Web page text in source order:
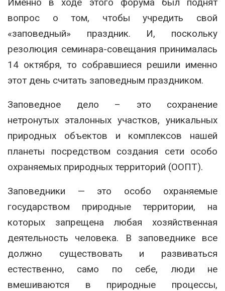
вопрос о том, чтобы учредить свой
«заповедный» праздник. И, поскольку
резолюция семинара-совещания принималась
14 октября, то собравшиеся решили именно
этот день считать заповедным праздником.
Заповедное дело – это сохранение
нетронутых эталонных участков, уникальных
природных объектов и комплексов нашей
планеты посредством создания сети особо
охраняемых природных территорий (ООПТ).
Заповедники — это особо охраняемые
государством природные территории, на
которых запрещена любая хозяйственная
деятельность человека. В заповеднике все
должно существовать и развиваться
естественно, само по себе, люди не
вмешиваются в природные процессы,